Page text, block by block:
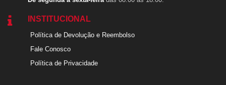
INSTITUCIONAL
Política de Devolução e Reembolso
Fale Conosco
Política de Privacidade